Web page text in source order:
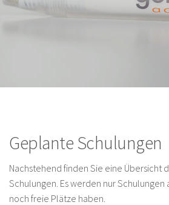
Geplante Schulungen
Nachstehend finden Sie eine Übersicht
Schulungen. Es werden nur
noch freie Plätze haben.